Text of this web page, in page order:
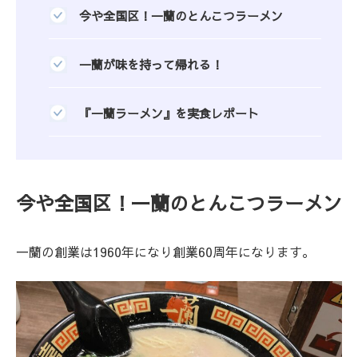
今や全国区！一蘭のとんこつラーメン
一蘭が味を持って帰れる！
『一蘭ラーメン』を実食レポート
今や全国区！一蘭のとんこつラーメン
一蘭の創業は1960年になり創業60周年になります。